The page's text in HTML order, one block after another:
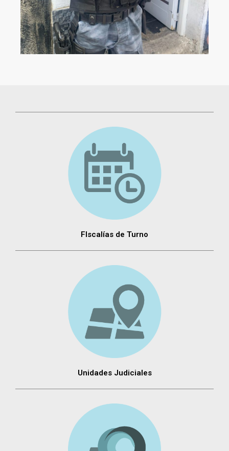
FIscalías de Turno
Unidades Judiciales